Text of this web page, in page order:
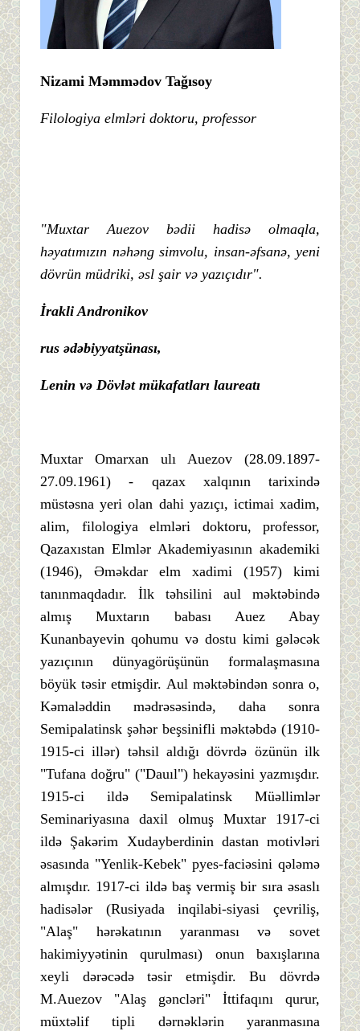
Nizami Məmmədov Tağısoy
Filologiya elmləri doktoru, professor
"Muxtar Auezov bədii hadisə olmaqla,
həyatımızın nəhəng simvolu, insan-əfsanə, yeni
dövrün müdriki, əsl şair və yazıçıdır".
İrakli Andronikov
rus ədəbiyyatşünası,
Lenin və Dövlət mükafatları laureatı
Muxtar Omarxan ulı Auezov (28.09.1897-
27.09.1961) - qazax xalqının tarixində
müstəsna yeri olan dahi yazıçı, ictimai xadim,
alim, filologiya elmləri doktoru, professor,
Qazaxıstan Elmlər Akademiyasının akademiki
(1946), Əməkdar elm xadimi (1957) kimi
tanınmaqdadır. İlk təhsilini aul məktəbində
almış Muxtarın babası Auez Abay
Kunanbayevin qohumu və dostu kimi gələcək
yazıçının dünyagörüşünün formalaşmasına
böyük təsir etmişdir. Aul məktəbindən sonra o,
Kəmaləddin mədrəsəsində, daha sonra
Semipalatinsk şəhər beşsinifli məktəbdə (1910-
1915-ci illər) təhsil aldığı dövrdə özünün ilk
"Tufana doğru" ("Dauıl") hekayəsini yazmışdır.
1915-ci ildə Semipalatinsk Müəllimlər
Seminariyasına daxil olmuş Muxtar 1917-ci
ildə Şakərim Xudayberdinin dastan motivləri
əsasında "Yenlik-Kebek" pyes-faciəsini qələmə
almışdır. 1917-ci ildə baş vermiş bir sıra əsaslı
hadisələr (Rusiyada inqilabi-siyasi çevriliş,
"Alaş" hərəkatının yaranması və sovet
hakimiyyətinin qurulması) onun baxışlarına
xeyli dərəcədə təsir etmişdir. Bu dövrdə
M.Auezov "Alaş gəncləri" İttifaqını qurur,
müxtəlif tipli dərnəklərin yaranmasına